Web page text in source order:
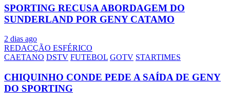
SPORTING RECUSA ABORDAGEM DO
SUNDERLAND POR GENY CATAMO
2 dias ago
REDACÇÃO ESFÉRICO
CAETANO DSTV FUTEBOL GOTV STARTIMES
CHIQUINHO CONDE PEDE A SAÍDA DE GENY
DO SPORTING